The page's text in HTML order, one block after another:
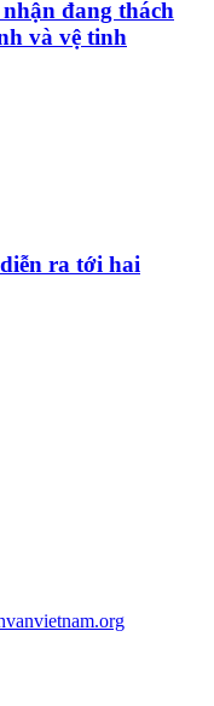
đang thách
và vệ tinh
ra tới hai